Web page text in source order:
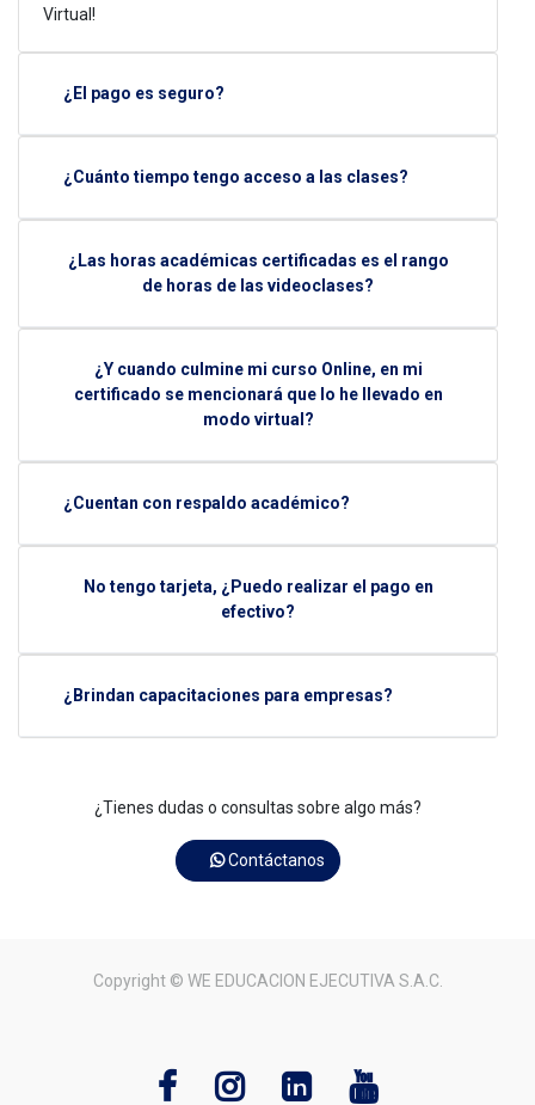
Virtual!
¿El pago es seguro?
¿Cuánto tiempo tengo acceso a las clases?
¿Las horas académicas certificadas es el rango
de horas de las videoclases?
¿Y cuando culmine mi curso Online, en mi
certificado se mencionará que lo he llevado en
modo virtual?
¿Cuentan con respaldo académico?
No tengo tarjeta, ¿Puedo realizar el pago en
efectivo?
¿Brindan capacitaciones para empresas?
¿Tienes dudas o consultas sobre algo más?
Contáctanos
Copyright © WE EDUCACION EJECUTIVA S.A.C.